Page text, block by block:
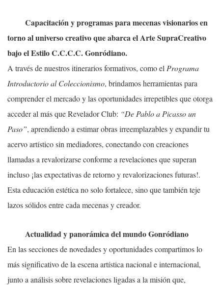
Capacitación y programas para mecenas visionarios en
torno al universo creativo que abarca el Arte SupraCreativo
bajo el Estilo C.C.C.C. Gonródiano.
A través de nuestros itinerarios formativos, como el Programa
Introductorio al Coleccionismo, brindamos herramientas para
comprender el mercado y las oportunidades irrepetibles que otorga
acceder al más que Revelador Club: “De Pablo a Picasso un
Paso”, aprendiendo a estimar obras irreemplazables y expandir tu
acervo artístico sin mediadores, conectando con creaciones
llamadas a revalorizarse conforme a revelaciones que superan
incluso ¡las expectativas de retorno y revalorizaciones futuras!.
Esta educación estética no solo fortalece, sino que también teje
lazos sólidos entre cada mecenas y creador.
Actualidad y panorámica del mundo Gonródiano
En las secciones de novedades y oportunidades compartimos lo
más significativo de la escena artística nacional e internacional,
junto a análisis sobre revelaciones ligadas a la misión que,